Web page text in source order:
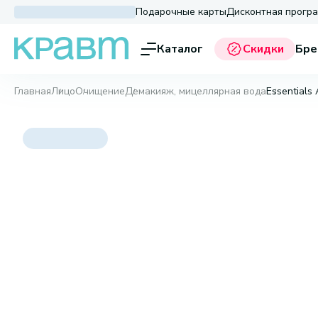
Подарочные картыДисконтная
Каталог Скидки
ГлавнаяЛицоОчищениеДемакияж, мицеллярная водаEssentials